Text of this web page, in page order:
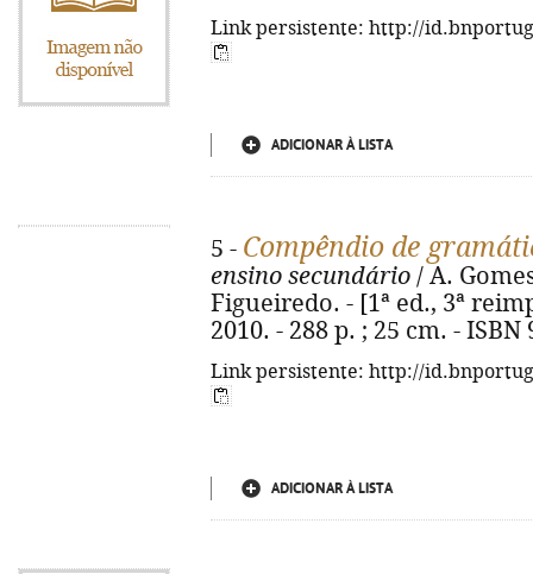
Link persistente: http://
ADICIONAR À LISTA
5 - Compêndio de
ensino secundário / A.
Figueiredo. - [1ª ed., 3ª
2010. - 288 p. ; 25 cm. - ISBN
Link persistente: http://
ADICIONAR À LISTA